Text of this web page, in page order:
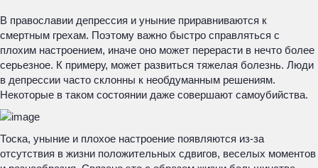
В православии депрессия и уныние приравниваются к
смертным грехам. Поэтому важно быстро справляться с
плохим настроением, иначе оно может перерасти в нечто более
серьезное. К примеру, может развиться тяжелая болезнь. Люди
в депрессии часто склонны к необдуманным решениям.
Некоторые в таком состоянии даже совершают самоубийства.
Тоска, уныние и плохое настроение появляются из-за
отсутствия в жизни положительных сдвигов, веселых моментов